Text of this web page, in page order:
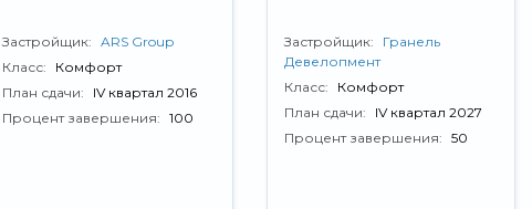
Застройщик: ARS Group
Класс:
Комфорт
План сдачи:
IV квартал 2016
Процент завершения: 100
Застройщик:
Гранель
Девелопмент
Класс:
Комфорт
План сдачи:
IV квартал 2027
Процент завершения: 50